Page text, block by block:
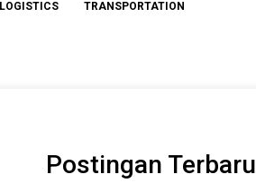
LOGISTICS TRANSPORTATION
Postingan Terbaru